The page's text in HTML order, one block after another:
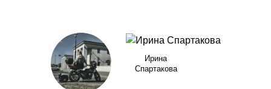
Ирина
Спартакова